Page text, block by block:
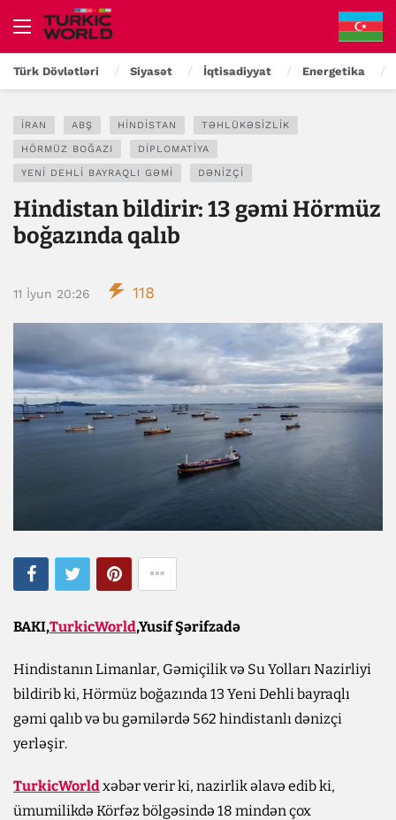
Türk Dövlətləri Siyasət İqtisadiyyat Energetika
İRAN ABŞ HINDISTAN TƏHLÜKƏSIZLIK
HÖRMÜZ BOĞAZI DIPLOMATIYA
YENI DEHLI BAYRAQLI GƏMI DƏNIZÇI
Hindistan bildirir: 13 gəmi Hörmüz
boğazında qalıb
11 İyun 20:26 118
BAKI,TurkicWorld,Yusif Şərifzadə
Hindistanın Limanlar, Gəmiçilik və Su Yolları Nazirliyi
bildirib ki, Hörmüz boğazında 13 Yeni Dehli bayraqlı
gəmi qalıb və bu gəmilərdə 562 hindistanlı dənizçi
yerləşir.
TurkicWorldxəbər verir ki, nazirlik əlavə edib ki,
ümumilikdə Körfəz bölgəsində 18 mindən çox